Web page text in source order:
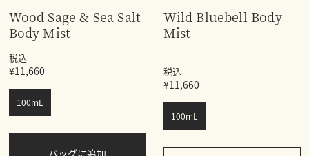
Wood Sage & Sea Salt
Body Mist
税込
¥11,660
100mL
Wild Bluebell Body
Mist
税込
¥11,660
100mL